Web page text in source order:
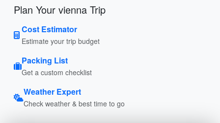
Plan Your vienna Trip
Cost Estimator
Estimate your trip budget
Packing List
Get a custom checklist
Weather Expert
Check weather & best time to go